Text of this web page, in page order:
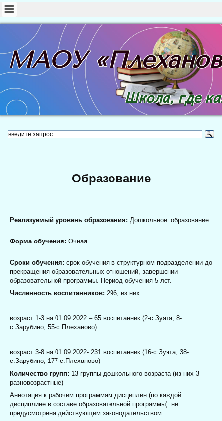
МАОУ
Школа, где
Образование
Реализуемый уровень образования: Дошкольное образование
Форма обучения: Очная
Сроки обучения: срок обучения в структурном подразделении до
прекращения образовательных отношений, завершении
образовательной программы. Период обучения 5 лет.
Численность воспитанников: 296, из них
возраст 1-3 на 01.09.2022 – 65 воспитанник (2-с.Зуята, 8-
с.Зарубино, 55-с.Плеханово)
возраст 3-8 на 01.09.2022- 231 воспитанник (16-с.Зуята, 38-
с.Зарубино, 177-с.Плеханово)
Количество групп: 13 группы дошкольного возраста (из них 3
разновозрастные)
Аннотация к рабочим программам дисциплин (по каждой
дисциплине в составе образовательной программы): не
предусмотрена действующим законодательством